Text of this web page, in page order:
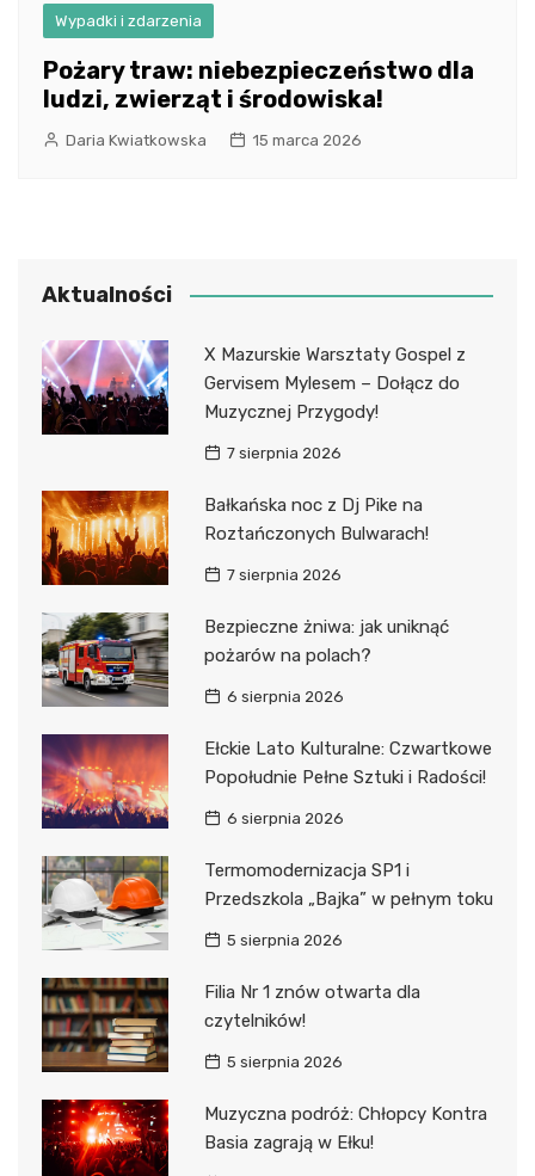
Wypadki i zdarzenia
Pożary traw: niebezpieczeństwo dla
ludzi, zwierząt i środowiska!
Daria Kwiatkowska 15 marca 2026
Aktualności
X Mazurskie Warsztaty Gospel z
Gervisem Mylesem – Dołącz do
Muzycznej Przygody!
7 sierpnia 2026
Bałkańska noc z Dj Pike na
Roztańczonych Bulwarach!
7 sierpnia 2026
Bezpieczne żniwa: jak uniknąć
pożarów na polach?
6 sierpnia 2026
Ełckie Lato Kulturalne: Czwartkowe
Popołudnie Pełne Sztuki i Radości!
6 sierpnia 2026
Termomodernizacja SP1 i
Przedszkola „Bajka” w pełnym toku
5 sierpnia 2026
Filia Nr 1 znów otwarta dla
czytelników!
5 sierpnia 2026
Muzyczna podróż: Chłopcy Kontra
Basia zagrają w Ełku!